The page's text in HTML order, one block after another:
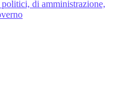
di amministrazione,